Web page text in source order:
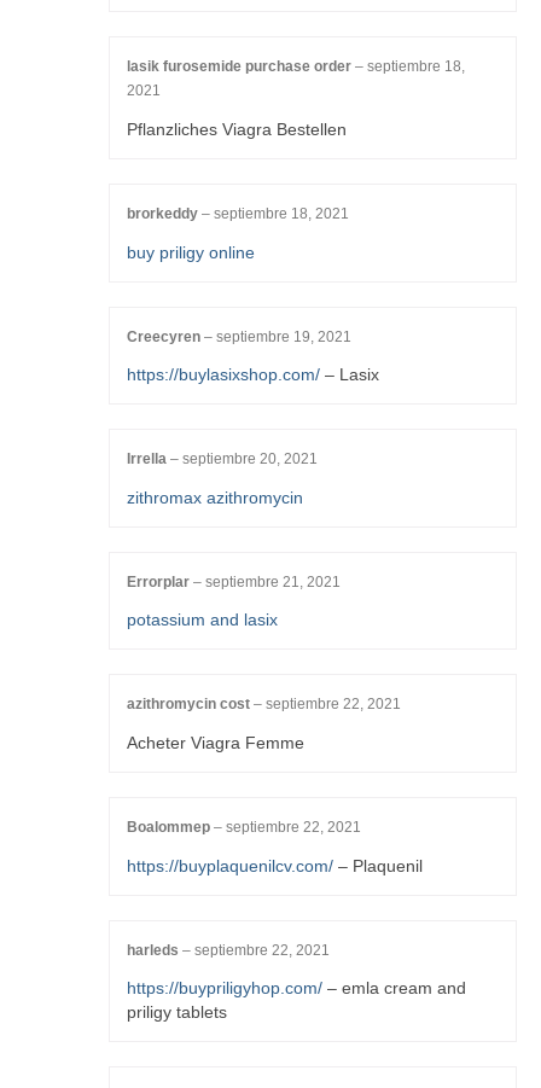
lasik furosemide purchase order – septiembre 18,
2021
Pflanzliches Viagra Bestellen
brorkeddy – septiembre 18, 2021
buy priligy online
Creecyren – septiembre 19, 2021
https://buylasixshop.com/ – Lasix
Irrella – septiembre 20, 2021
zithromax azithromycin
Errorplar – septiembre 21, 2021
potassium and lasix
azithromycin cost – septiembre 22, 2021
Acheter Viagra Femme
Boalommep – septiembre 22, 2021
https://buyplaquenilcv.com/ – Plaquenil
harleds – septiembre 22, 2021
https://buypriligyhop.com/ – emla cream and
priligy tablets